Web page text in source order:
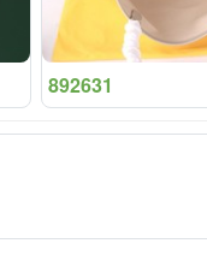
892631